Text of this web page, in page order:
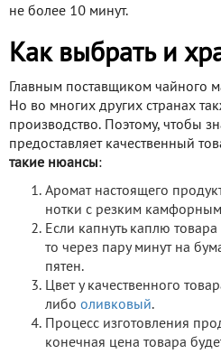
не более 10 минут.
Как выбрать и
Главным поставщиком чайного
Но во многих других странах
производство. Поэтому, чтобы
предоставляет качественный
такие нюансы:
Аромат настоящего
нотки с резким
Если капнуть каплю
то через пару минут на
пятен.
Цвет у качественного
либо оливковый.
Процесс изготовления
конечная цена товара